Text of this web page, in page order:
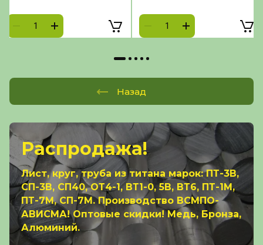
Распродажа!
Лист, круг, труба из титана марок: ПТ-3В,
СП-3В, СП40, ОТ4-1, ВТ1-0, 5В, ВТ6, ПТ-1М,
ПТ-7М, СП-7М. Производство ВСМПО-
АВИСМА! Оптовые скидки! Медь, Бронза,
Алюминий.
Назад